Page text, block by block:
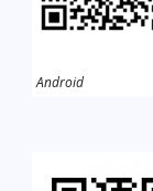
Android